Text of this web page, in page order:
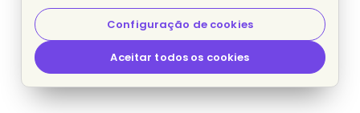
Configuração de cookies
Aceitar todos os cookies